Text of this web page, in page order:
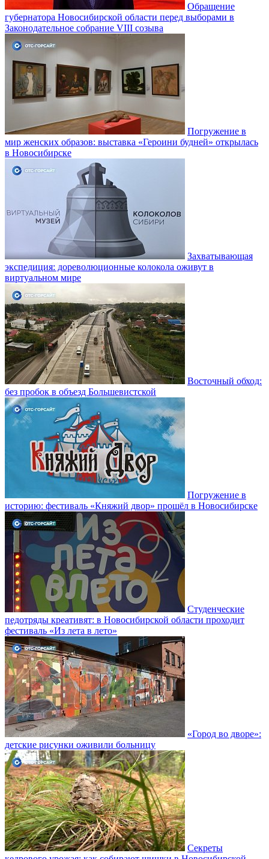
Обращение
губернатора Новосибирской области перед выборами в
Законодательное собрание VIII созыва
Погружение в
мир женских образов: выставка «Героини будней» открылась
в Новосибирске
Захватывающая
экспедиция: дореволюционные колокола оживут в
виртуальном мире
Восточный обход:
без пробок в объезд Большевистской
Погружение в
историю: фестиваль «Княжий двор» прошёл в Новосибирске
Студенческие
педотряды креативят: в Новосибирской области проходит
фестиваль «Из лета в лето»
«Город во дворе»:
детские рисунки оживили больницу
Секреты